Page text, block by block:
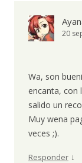
20
Wa, son
encanta, con
salido un
Muy wena
veces ;).
Responder ↓